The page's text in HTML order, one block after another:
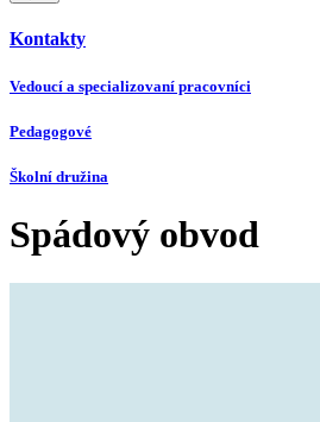
Kontakty
Vedoucí a specializovaní pracovníci
Pedagogové
Školní družina
Spádový obvod